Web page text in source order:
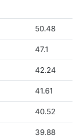
50.48
47.1
42.24
41.61
40.52
39.88